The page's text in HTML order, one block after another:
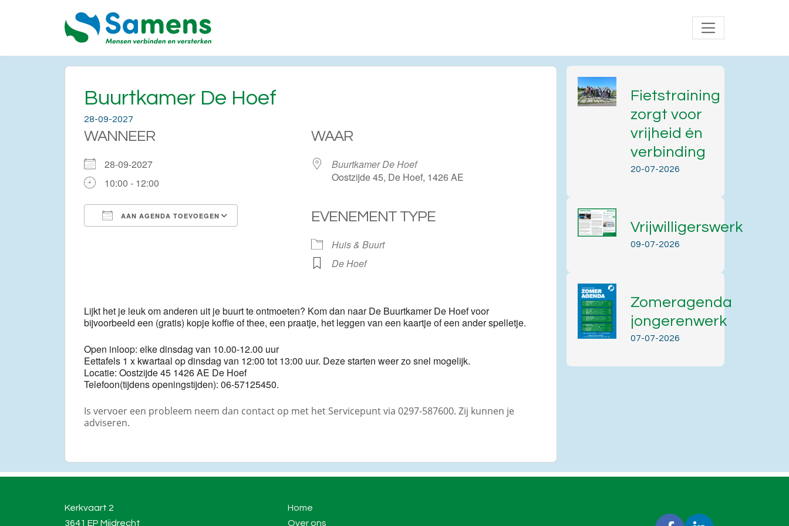
Buurtkamer De Hoef
28-09-2027
WANNEER
28-09-2027
10:00 - 12:00
AAN AGENDA TOEVOEGEN
Google Calendar Office 365 Outlook Live
WAAR
Buurtkamer De Hoef
Oostzijde 45, De Hoef, 1426 AE
EVENEMENT TYPE
Huis & Buurt
De Hoef
Lijkt het je leuk om anderen uit je buurt te ontmoeten? Kom dan naar De Buurtkamer De Hoef voor
bijvoorbeeld een (gratis) kopje koffie of thee, een praatje, het leggen van een kaartje of een ander spelletje.
Open inloop: elke dinsdag van 10.00-12.00 uur
Eettafels 1 x kwartaal op dinsdag van 12:00 tot 13:00 uur. Deze starten weer zo snel mogelijk.
Locatie: Oostzijde 45 1426 AE De Hoef
Telefoon(tijdens openingstijden): 06-57125450.
Is vervoer een probleem neem dan contact op met het Servicepunt via 0297-587600. Zij kunnen je
adviseren.
Fietstraining
zorgt voor
vrijheid én
verbinding
20-07-2026
Vrijwilligerswerk
09-07-2026
Zomeragenda
jongerenwerk
07-07-2026
Kerkvaart 2
3641 EP Mijdrecht
Home
Over ons